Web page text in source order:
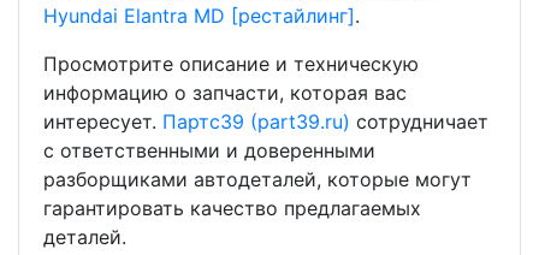
Hyundai Elantra MD [рестайлинг].
Просмотрите описание и техническую
информацию о запчасти, которая вас
интересует. Партс39 (part39.ru) сотрудничает
с ответственными и доверенными
разборщиками автодеталей, которые могут
гарантировать качество предлагаемых
деталей.